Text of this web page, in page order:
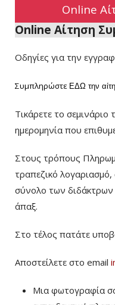
Online
Online Αίτηση
Οδηγίες για την
Συμπληρώστε ΕΔΩ την
Τικάρετε το σεμινάριο
ημερομηνία που
Στους τρόπους
τραπεζικό
σύνολο των διδάκτρων
άπαξ.
Στο τέλος πατάτε
Αποστείλετε στο email
Μια φωτογραφία